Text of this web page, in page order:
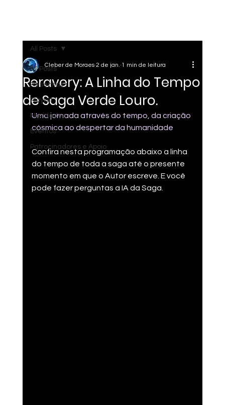
All Posts
Resenhas
Playlist
Novidades
Eventos
Patrocinadores e Apoio
All Posts
Reravery: A Linha do Tempo
de Saga Verde Louro.
Cleber de Moraes 2 de jan. 1 min de leitura
Uma jornada através do tempo, da criação
cósmica ao despertar da humanidade
Confira nesta programação abaixo a linha
do tempo de toda a saga até o presente
momento em que o Autor escreve. E você
pode fazer perguntas a IA da Saga.